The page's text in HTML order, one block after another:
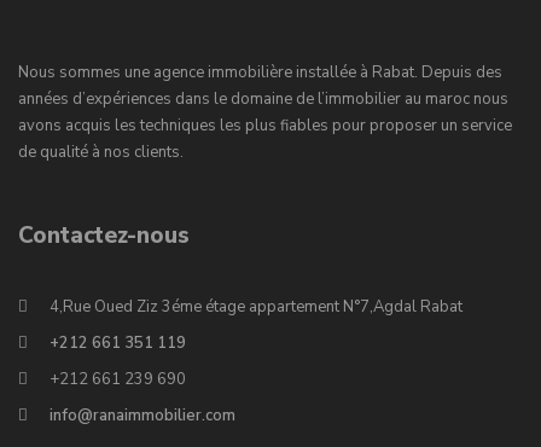
Nous sommes une agence immobilière installée à Rabat. Depuis des
années d’expériences dans le domaine de l’immobilier au maroc nous
avons acquis les techniques les plus fiables pour proposer un service
de qualité à nos clients.
Contactez-nous
4,Rue Oued Ziz 3éme étage appartement N°7,Agdal Rabat
+212 661 351 119
+212 661 239 690
info@ranaimmobilier.com